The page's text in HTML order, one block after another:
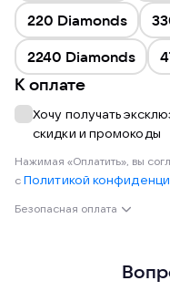
220 Diamonds
2240 Diamonds
К оплате
Хочу получать
скидки и промокоды
Нажимая «Оплатить», вы
с Политикой
Безопасная оплата